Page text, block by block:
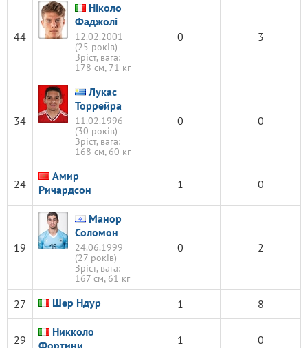
44
Ніколо
Фаджолі
12.02.2001
(25 років)
Зріст, вага:
178 см, 71 кг
0 3
34
Лукас
Торрейра
11.02.1996
(30 років)
Зріст, вага:
168 см, 60 кг
0 0
24
Амир
Ричардсон
1 0
19
Манор
Соломон
24.06.1999
(27 років)
Зріст, вага:
167 см, 61 кг
0 2
27 Шер Ндур 1 8
29
Никколо
Фортини
1 0